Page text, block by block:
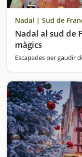
Nadal | Sud de
Nadal al sud de
màgics
Escapades per gaudir